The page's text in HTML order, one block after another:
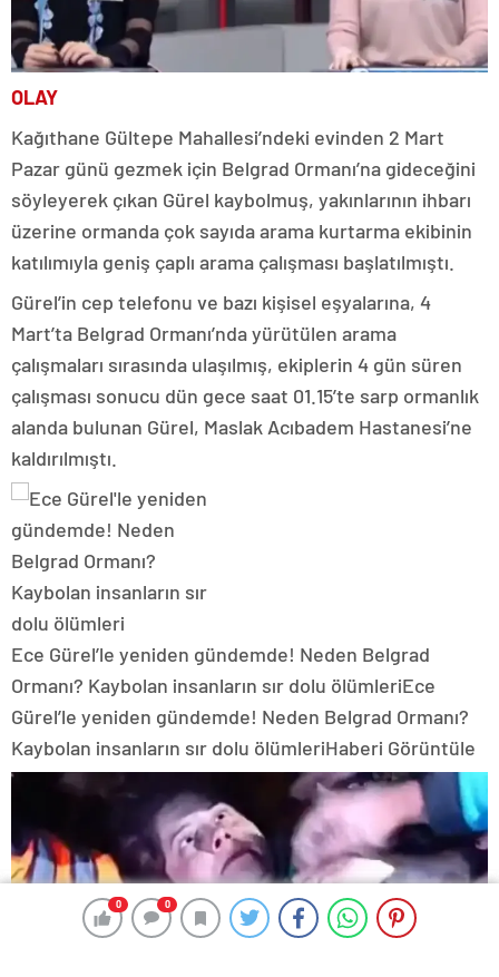
0 0
0 0
OLAY
Kağıthane Gültepe Mahallesi’ndeki evinden 2 Mart
Pazar günü gezmek için Belgrad Ormanı’na gideceğini
söyleyerek çıkan Gürel kaybolmuş, yakınlarının ihbarı
üzerine ormanda çok sayıda arama kurtarma ekibinin
katılımıyla geniş çaplı arama çalışması başlatılmıştı.
Gürel’in cep telefonu ve bazı kişisel eşyalarına, 4
Mart’ta Belgrad Ormanı’nda yürütülen arama
çalışmaları sırasında ulaşılmış, ekiplerin 4 gün süren
çalışması sonucu dün gece saat 01.15’te sarp ormanlık
alanda bulunan Gürel, Maslak Acıbadem Hastanesi’ne
kaldırılmıştı.
Ece Gürel’le yeniden gündemde! Neden Belgrad
Ormanı? Kaybolan insanların sır dolu ölümleriEce
Gürel’le yeniden gündemde! Neden Belgrad Ormanı?
Kaybolan insanların sır dolu ölümleriHaberi Görüntüle